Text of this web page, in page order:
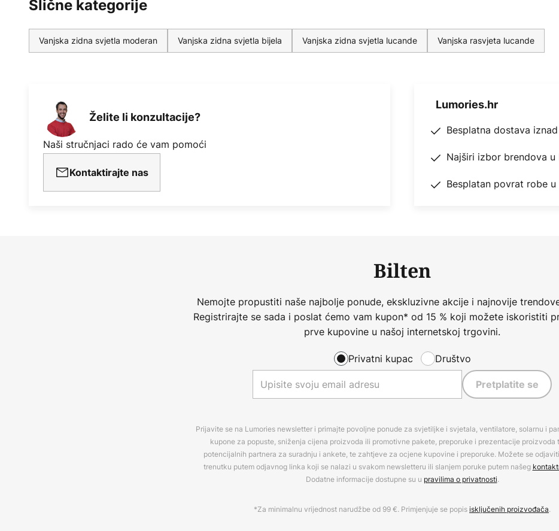
Slične kategorije
Vanjska zidna svjetla moderan Vanjska zidna svjetla bijela Vanjska zidna svjetla lucande Vanjska rasvjeta lucande
Želite li konzultacije?
Naši stručnjaci rado će vam pomoći
Kontaktirajte nas
Lumories.hr
Besplatna dostava
Najširi izbor brendova u
Besplatan povrat robe
Bilten
Nemojte propustiti naše najbolje ponude, ekskluzivne akcije i najnovije
Registrirajte se sada i poslat ćemo vam kupon* od 15 % koji možete iskoristiti
prve kupovine u našoj internetskoj trgovini.
Privatni kupac Društvo
Pretplatite se
Prijavite se na Lumories newsletter i primajte povoljne ponude za svjetiljke i svjetala, ventilatore, solarnu i
kupone za popuste, sniženja cijena proizvoda ili promotivne pakete, preporuke i prezentacije proizvoda
potencijalnih partnera za suradnju i ankete, te zahtjeve za ocjene kupovine i preporuke. Možete se
trenutku putem odjavnog linka koji se nalazi u svakom newsletteru ili slanjem poruke putem našeg
Dodatne informacije dostupne su u pravilima o privatnosti.
*Za minimalnu vrijednost narudžbe od 99 €. Primjenjuje se popisisključenih proizvođača.